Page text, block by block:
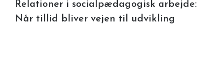
Relationer i socialpædagogisk arbejde:
Når tillid bliver vejen til udvikling